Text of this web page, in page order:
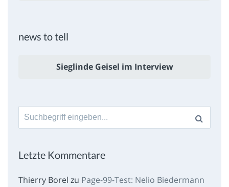
news to tell
Sieglinde Geisel im Interview
Suche
nach:
Letzte Kommentare
Thierry Borel zu Page-99-Test: Nelio Biedermann